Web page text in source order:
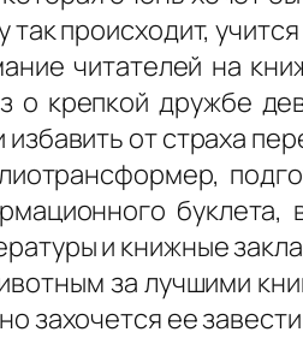
так происходит,
читателей на
о крепкой дружбе
от страха
и книжные
за лучшими
захочется ее